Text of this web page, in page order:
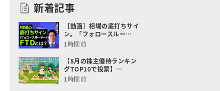
新着記事
［動画］相場の底打ちサイ
ン。「フォロースルー…
1時間前
【8月の株主優待ランキン
グTOP10で投票】…
1時間前